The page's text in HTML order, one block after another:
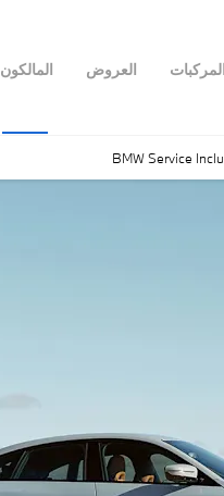
العروض المالكون
BMW Service